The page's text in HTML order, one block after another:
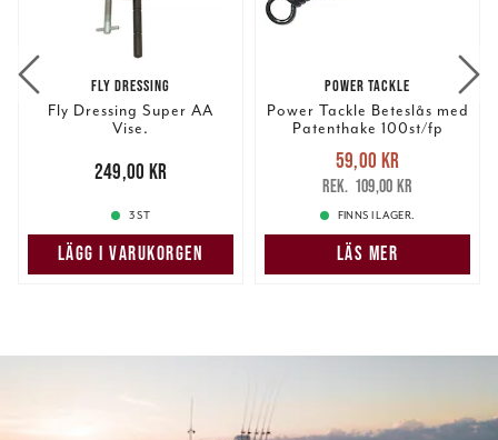
FLY DRESSING
Fly Dressing Super AA
Vise.
249,00 kr
249,00 kr
3 ST
LÄGG I VARUKORGEN
POWER TACKLE
Power Tackle Beteslås med
Patenthake 100st/fp
Nuvarande pris
59,00 krTidigare pris
109,00 kr
59,00 kr
109,00 kr
FINNS I LAGER.
LÄS MER